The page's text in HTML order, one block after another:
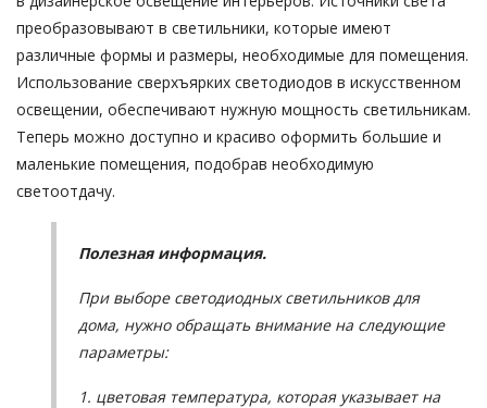
преобразовывают в светильники, которые имеют
различные формы и размеры, необходимые для помещения.
Использование сверхъярких светодиодов в искусственном
освещении, обеспечивают нужную мощность светильникам.
Теперь можно доступно и красиво оформить большие и
маленькие помещения, подобрав необходимую
светоотдачу.
Полезная информация.
При выборе светодиодных светильников для
дома, нужно обращать внимание на следующие
параметры:
1. цветовая температура, которая указывает на